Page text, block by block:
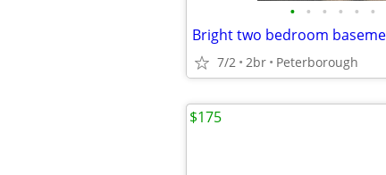
• • • • • •
7/2 2br Peterborough
$175